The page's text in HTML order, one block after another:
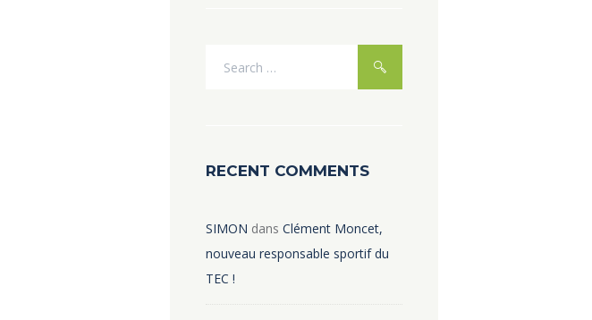
RECENT COMMENTS
SIMON dans Clément Moncet,
nouveau responsable sportif du
TEC !